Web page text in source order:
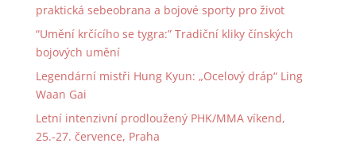
praktická sebeobrana a bojové sporty pro život
“Umění krčícího se tygra:” Tradiční kliky čínských
bojových umění
Legendární mistři Hung Kyun: „Ocelový dráp“ Ling
Waan Gai
Letní intenzivní prodloužený PHK/MMA víkend,
25.-27. července, Praha